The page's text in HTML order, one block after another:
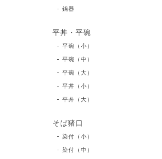
鍋器
平丼・平碗
平碗（小）
平碗（中）
平碗（大）
平丼（小）
平丼（大）
そば猪口
染付（小）
染付（中）